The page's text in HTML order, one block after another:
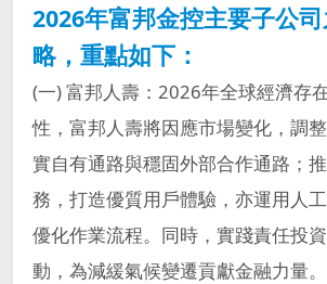
2026年富邦金控主要子公
略，重點如下：
(一) 富邦人壽：2026年全球經濟存
性，富邦人壽將因應市場變化，調
實自有通路與穩固外部合作通路；
務，打造優質用戶體驗，亦運用人
優化作業流程。同時，實踐責任投
動，為減緩氣候變遷貢獻金融力量。